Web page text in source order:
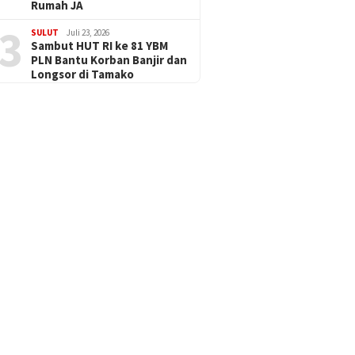
Rumah JA
SULUT Juli 23, 2026
Sambut HUT RI ke 81 YBM
PLN Bantu Korban Banjir dan
Longsor di Tamako